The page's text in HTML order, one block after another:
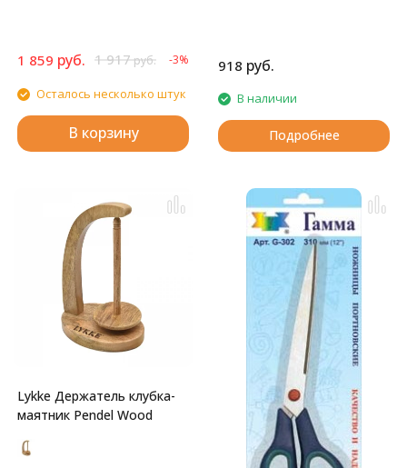
1 859 руб. 1 917руб. -3%
Осталось несколько штук
В корзину
918 руб.
В наличии
Подробнее
Lykke Держатель клубка-
маятник Pendel Wood